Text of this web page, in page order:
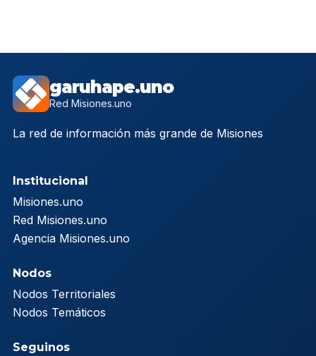
garuhape.uno
Red Misiones.uno
La red de información más grande de Misiones
Institucional
Misiones.uno
Red Misiones.uno
Agencia Misiones.uno
Nodos
Nodos Territoriales
Nodos Temáticos
Seguinos